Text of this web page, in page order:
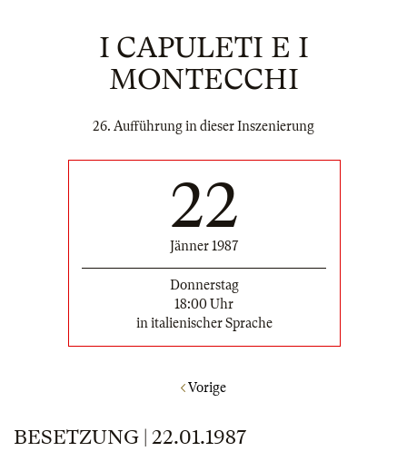
I CAPULETI E I
MONTECCHI
26. Aufführung in dieser Inszenierung
22
Jänner 1987
Donnerstag
18:00 Uhr
in italienischer Sprache
Vorige
BESETZUNG | 22.01.1987